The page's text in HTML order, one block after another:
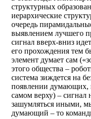
структурных
иерархические
очередь
выявлением лучшего
сигнал вверх-вниз
его прохождения тем
элемент думает сам
этого общества –
система зиждется на
появлении думающих,
самом верху) – сигнал
зашумляться иными,
думающий – то